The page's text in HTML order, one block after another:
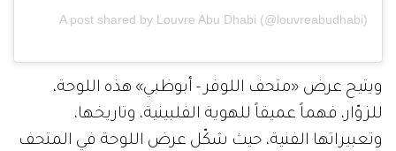
A post shared by Louvre Abu Dhabi (@louvreabudhabi)
ويتيح عرض «متحف اللوفر - أبوظبي» هذه اللوحة،
للزوّار، فهماً عميقاً للهوية الفلبينية، وتاريخها،
وتعبيراتها الفنية، حيث شكّل عرض اللوحة في المتحف